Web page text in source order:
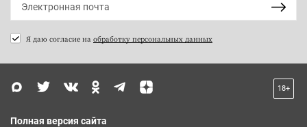
Я даю согласие на обработку персональных данных
18+
Полная версия сайта